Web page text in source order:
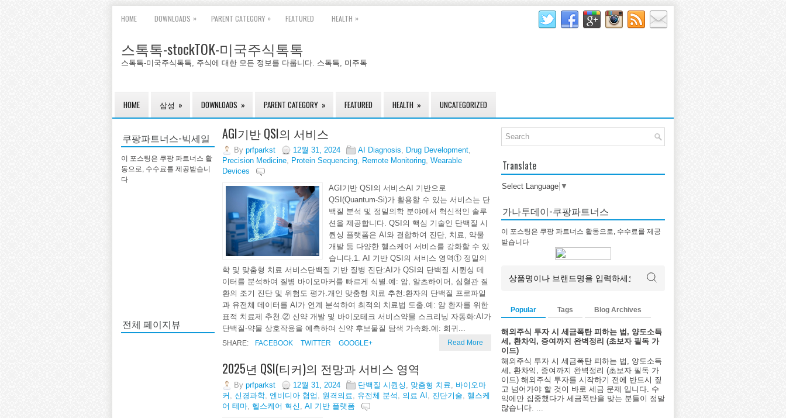
HOME DOWNLOADS » PARENT CATEGORY » FEATURED HEALTH »
스톡톡-stockTOK-미국주식톡톡
스톡톡-미국주식톡톡, 주식에 대한 모든 정보를 다룹니다. 스톡톡, 미주톡
HOME 삼성 » DOWNLOADS » PARENT CATEGORY » FEATURED HEALTH » UNCATEGORIZED
쿠팡파트너스-빅세일
이 포스팅은 쿠팡 파트너스 활
동으로, 수수료를 제공받습니
다
전체 페이지뷰
AGI기반 QSI의 서비스
By prfparkst 12월 31, 2024 AI Diagnosis, Drug Development,
Precision Medicine, Protein Sequencing, Remote Monitoring, Wearable
Devices
AGI기반 QSI의 서비스AI 기반으로
QSI(Quantum-Si)가 활용할 수 있는 서비스는 단
백질 분석 및 정밀의학 분야에서 혁신적인 솔루
션을 제공합니다. QSI의 핵심 기술인 단백질 시
퀀싱 플랫폼은 AI와 결합하여 진단, 치료, 약물
개발 등 다양한 헬스케어 서비스를 강화할 수 있
습니다.1. AI 기반 QSI의 서비스 영역① 정밀의
학 및 맞춤형 치료 서비스단백질 기반 질병 진단:AI가 QSI의 단백질 시퀀싱 데
이터를 분석하여 질병 바이오마커를 빠르게 식별.예: 암, 알츠하이머, 심혈관 질
환의 조기 진단 및 위험도 평가.개인 맞춤형 치료 추천:환자의 단백질 프로파일
과 유전체 데이터를 AI가 연계 분석하여 최적의 치료법 도출.예: 암 환자를 위한
표적 치료제 추천.② 신약 개발 및 바이오테크 서비스약물 스크리닝 자동화:AI가
단백질-약물 상호작용을 예측하여 신약 후보물질 탐색 가속화.예: 희귀...
SHARE: FACEBOOK TWITTER GOOGLE+ Read More
2025년 QSI(티커)의 전망과 서비스 영역
By prfparkst 12월 31, 2024 단백질 시퀀싱 , 맞춤형 치료, 바이오마
커 , 신경과학, 엔비디아 협업 , 원격의료, 유전체 분석 , 의료 AI , 진단기술, 헬스케
어 테마, 헬스케어 혁신 , AI 기반 플랫폼
Translate
Select Language ▼
가나투데이-쿠팡파트너스
이 포스팅은 쿠팡 파트너스 활동으로, 수수료를 제공
받습니다
Popular Tags Blog Archives
해외주식 투자 시 세금폭탄 피하는 법, 양도소득
세, 환차익, 증여까지 완벽정리 (초보자 필독 가
이드)
해외주식 투자 시 세금폭탄 피하는 법, 양도소득
세, 환차익, 증여까지 완벽정리 (초보자 필독 가
이드) 해외주식 투자를 시작하기 전에 반드시 짚
고 넘어가야 할 것이 바로 세금 문제 입니다. 수
익에만 집중했다가 세금폭탄을 맞는 분들이 정말
많습니다. ...